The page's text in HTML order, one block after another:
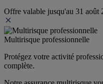
Offre valable jusqu'au 31 août
Multirisque professionnelle
Protégez votre activité
complète.